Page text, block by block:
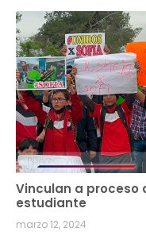
Vinculan a proceso
estudiante
marzo 12, 2024